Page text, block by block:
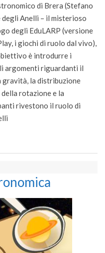
di Brera (Stefano
Anelli – il misterioso
degli EduLARP (versione
i giochi di ruolo dal vivo),
è introdurre i
argomenti riguardanti il
gravità, la distribuzione
rotazione e la
rivestono il ruolo di